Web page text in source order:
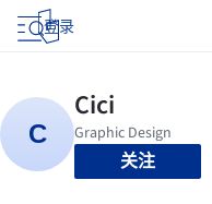
登录
关注